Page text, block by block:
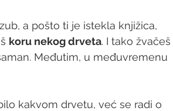
Hematologija NIR
a pošto ti je istekla knjižica,
koru nekog drveta. I tako žvačeš
Međutim, u međuvremenu
kakvom drvetu, već se radi o